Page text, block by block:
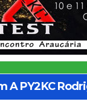
A PY2KC